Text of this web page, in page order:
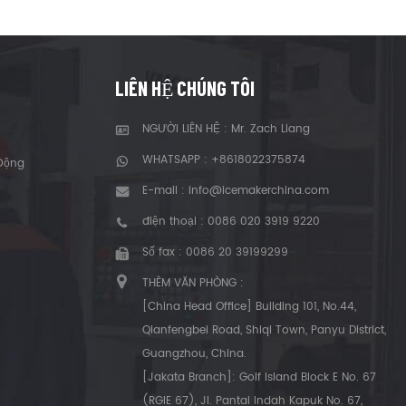
LIÊN HỆ CHÚNG TÔI
NGƯỜI LIÊN HỆ : Mr. Zach Liang
WHATSAPP : +8618022375874
E-mail : info@icemakerchina.com
điện thoại : 0086 020 3919 9220
Số fax : 0086 20 39199299
THÊM VĂN PHÒNG :
[China Head Office] Building 101, No.44,
Qianfengbei Road, Shiqi Town, Panyu District,
Guangzhou, China.
[Jakata Branch]: Golf Island Block E No. 67
(RGIE 67), Jl. Pantai Indah Kapuk No. 67,